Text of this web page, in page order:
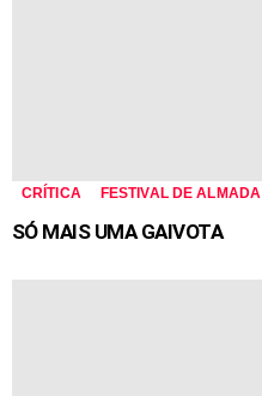
CRÍTICA FESTIVAL DE ALMADA
SÓ MAIS UMA GAIVOTA